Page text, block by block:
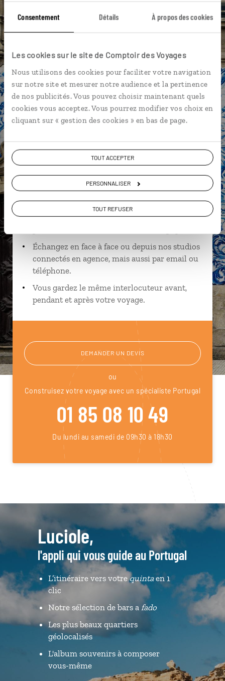
Consentement Détails À propos des cookies
Les cookies sur le site de Comptoir des Voyages
Nous utilisons des cookies pour faciliter votre navigation
sur notre site et mesurer notre audience et la pertinence
de nos publicités. Vous pouvez choisir maintenant quels
cookies vous acceptez. Vous pourrez modifier vos choix en
cliquant sur « gestion des cookies » en bas de page.
TOUT ACCEPTER
PERSONNALISER
TOUT REFUSER
Angra do Heroismo - Terceira Furnas - Sao Miguel
Île de Santa Maria Île de Terceira Miradouros
Paz,
spécialiste Portugal
Suivez vos envies et demandez conseils à nos
Ils sauront organiser votre itinéraire au plus
Échangez en face à face ou depuis nos studios
connectés en agence, mais aussi par email ou
téléphone.
Vous gardez le même interlocuteur avant,
pendant et après votre voyage.
DEMANDER UN DEVIS
ou
Construisez votre voyage avec un spécialiste Portugal
01 85 08 10 49
Du lundi au samedi de 09h30 à 18h30
Luciole,
l'appli qui vous guide au Portugal
L’itinéraire vers votrequintaen 1
clic
Notre sélection de bars a fado
Les plus beaux quartiers
géolocalisés
L'album souvenirs à composer
vous-même